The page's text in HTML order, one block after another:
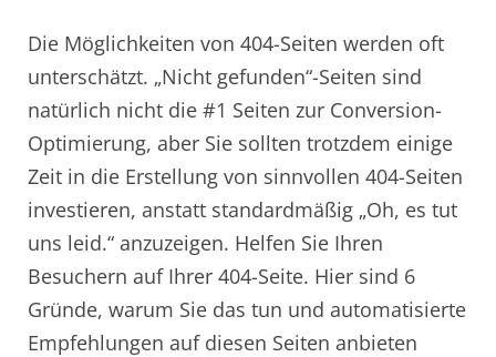
Die Möglichkeiten von 404-Seiten werden oft
unterschätzt. „Nicht gefunden“-Seiten sind
natürlich nicht die #1 Seiten zur Conversion-
Optimierung, aber Sie sollten trotzdem einige
Zeit in die Erstellung von sinnvollen 404-Seiten
investieren, anstatt standardmäßig „Oh, es tut
uns leid.“ anzuzeigen. Helfen Sie Ihren
Besuchern auf Ihrer 404-Seite. Hier sind 6
Gründe, warum Sie das tun und automatisierte
Empfehlungen auf diesen Seiten anbieten